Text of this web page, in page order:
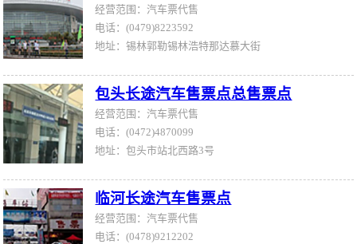
经营范围：汽车票代售
电话：(0479)8223592
地址：锡林郭勒锡林浩特那达慕大街
包头长途汽车售票点总售票点
经营范围：汽车票代售
电话：(0472)4870099
地址：包头市站北西路3号
临河长途汽车售票点
经营范围：汽车票代售
电话：(0478)9212202